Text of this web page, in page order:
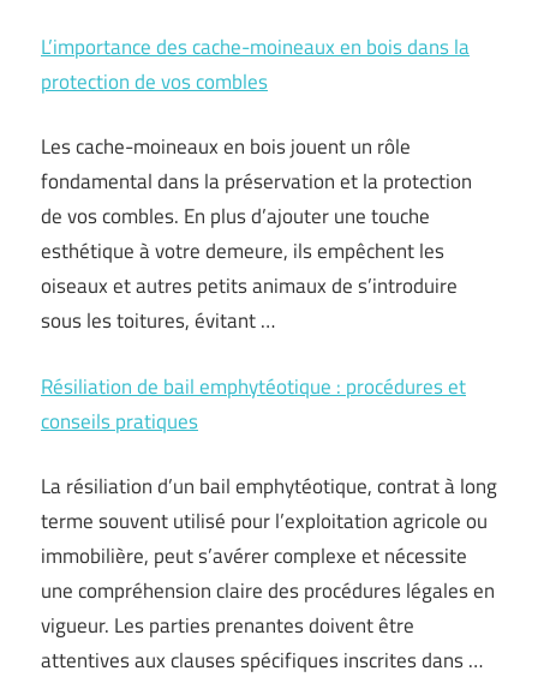
L’importance des cache-moineaux en bois dans la
protection de vos combles
Les cache-moineaux en bois jouent un rôle
fondamental dans la préservation et la protection
de vos combles. En plus d’ajouter une touche
esthétique à votre demeure, ils empêchent les
oiseaux et autres petits animaux de s’introduire
sous les toitures, évitant …
Résiliation de bail emphytéotique : procédures et
conseils pratiques
La résiliation d’un bail emphytéotique, contrat à long
terme souvent utilisé pour l’exploitation agricole ou
immobilière, peut s’avérer complexe et nécessite
une compréhension claire des procédures légales en
vigueur. Les parties prenantes doivent être
attentives aux clauses spécifiques inscrites dans …